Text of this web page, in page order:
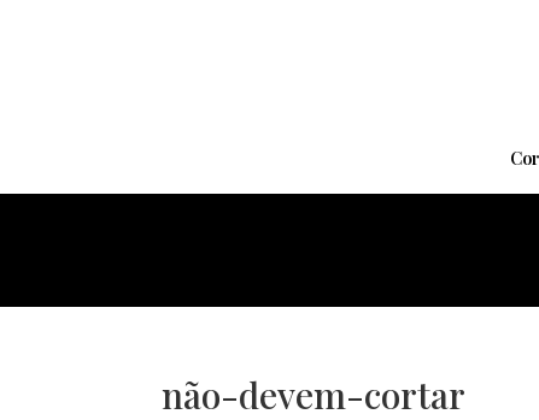
não-devem-cortar